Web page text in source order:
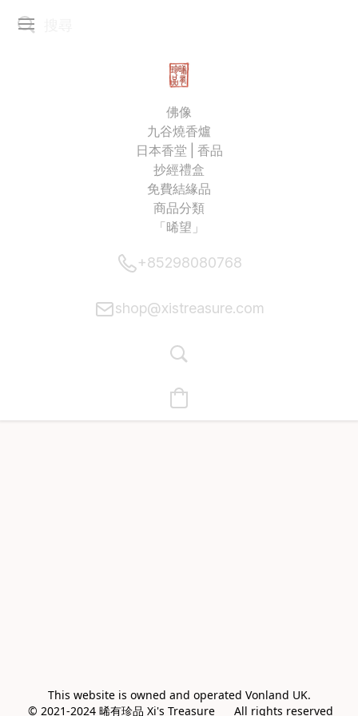
佛像
九谷燒香爐
日本香堂 | 香品
抄經禮盒
免費結緣品
商品分類
「晞望」
+85298080768
shop@xistreasure.com
This website is owned and operated Vonland UK.
© 2021-2024 晞有珍品 Xi's Treasure      All rights reserved